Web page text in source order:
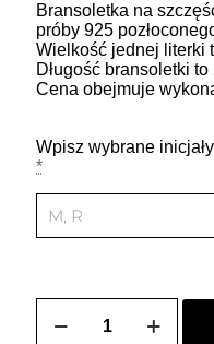
Bransoletka na
próby 925
Wielkość jednej literki
Długość bransoletki to
Cena obejmuje
Wpisz wybrane
*
Bransoletka